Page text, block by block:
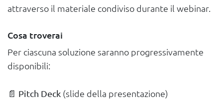
attraverso il materiale condiviso durante il webinar.
Cosa troverai
Per ciascuna soluzione saranno progressivamente
disponibili:
📄 Pitch Deck (slide della presentazione)